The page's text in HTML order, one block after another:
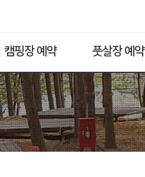
캠핑장 예약 풋살장 예약